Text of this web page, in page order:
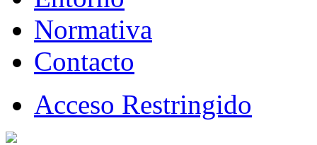
Normativa
Contacto
Acceso Restringido